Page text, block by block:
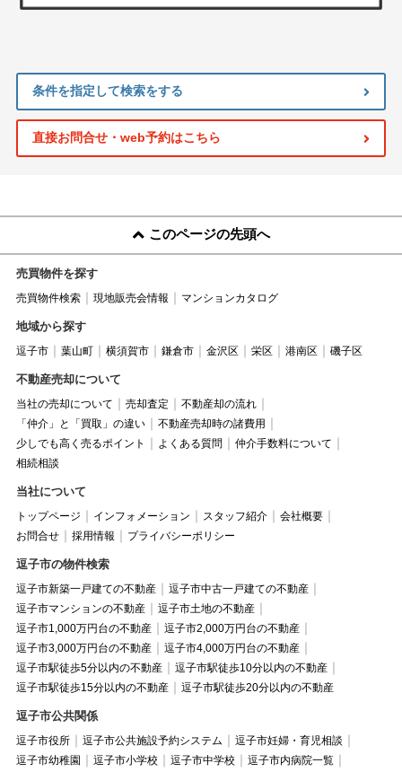
条件を指定して検索をする
直接お問合せ・web予約はこちら
このページの先頭へ
売買物件を探す
売買物件検索 現地販売会情報 マンションカタログ
地域から探す
逗子市 葉山町 横須賀市 鎌倉市 金沢区 栄区 港南区 磯子区
不動産売却について
当社の売却について 売却査定
不動産却の流れ
「仲介」と「買取」の違い
不動産売却時の諸費用
少しでも高く売るポイント
よくある質問
仲介手数料について
相続相談
当社について
トップページ インフォメーション スタッフ紹介
会社概要
お問合せ
採用情報 プライバシーポリシー
逗子市の物件検索
逗子市新築一戸建ての不動産
逗子市中古一戸建ての不動産
逗子市マンションの不動産
逗子市土地の不動産
逗子市1,000万円台の不動産
逗子市2,000万円台の不動産
逗子市3,000万円台の不動産
逗子市4,000万円台の不動産
逗子市駅徒歩5分以内の不動産
逗子市駅徒歩10分以内の不動産
逗子市駅徒歩15分以内の不動産
逗子市駅徒歩20分以内の不動産
逗子市公共関係
逗子市役所 逗子市公共施設予約システム
逗子市妊婦・育児相談
逗子市幼稚園
逗子市小学校 逗子市中学校
逗子市内病院一覧